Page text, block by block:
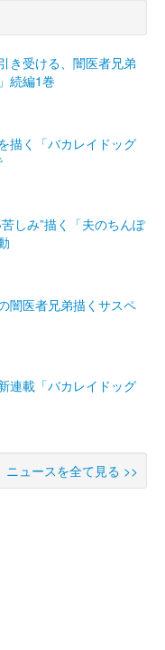
き受ける、闇医者兄弟
続編1巻
描く「バカレイドッグ
しみ”描く「夫のちんぽ
闇医者兄弟描くサスペ
連載「バカレイドッグ
ニュースを全て見る >>